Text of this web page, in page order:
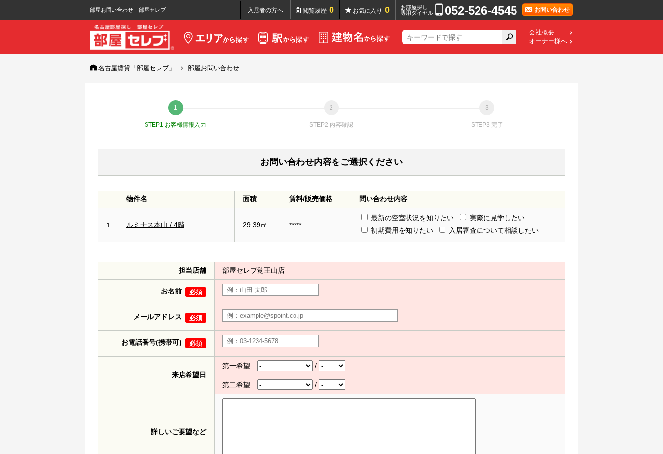
部屋お問い合わせ｜部屋セレブ 入居者の方へ 閲覧履歴 0 お気に入り 0
お部屋探し
専用ダイヤル
052-526-4545 お問い合わせ
会社概要
オーナー様へ
名古屋賃貸「部屋セレブ」 部屋お問い合わせ
STEP1 お客様情報入力 STEP2 内容確認 STEP3 完了
お問い合わせ内容をご選択ください
物件名 面積 賃料/販売価格 問い合わせ内容
1 ルミナス本山 / 4階 29.39㎡ *****
最新の空室状況を知りたい
実際に見学したい
初期費用を知りたい
入居審査について相談したい
担当店舗 部屋セレブ覚王山店
お名前 必須
メールアドレス 必須
お電話番号(携帯可) 必須
来店希望日
第一希望 /
第二希望 /
詳しいご要望など